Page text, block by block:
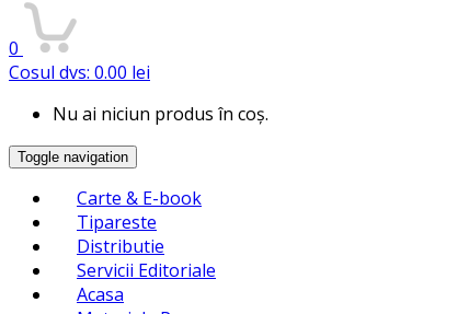
0
Cosul dvs: 0.00 lei
Nu ai niciun produs în coș.
Toggle navigation
Carte & E-book
Tipareste
Distributie
Servicii Editoriale
Acasa